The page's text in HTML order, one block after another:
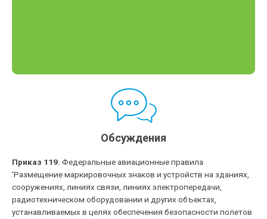
Обсуждения
Приказ 119. Федеральные авиационные правила
'Размещение маркировочных знаков и устройств на зданиях,
сооружениях, линиях связи, линиях электропередачи,
радиотехническом оборудовании и других объектах,
устанавливаемых в целях обеспечения безопасности полетов